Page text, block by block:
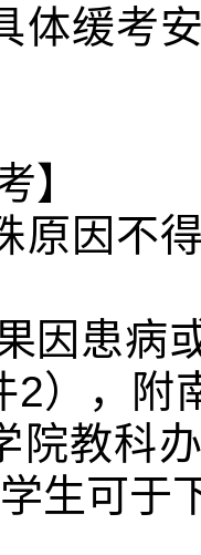
体缓考
】
原因不
因患病
2），附
院教科
生可于